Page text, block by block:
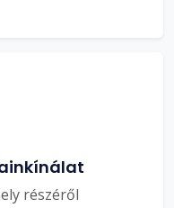
részéről